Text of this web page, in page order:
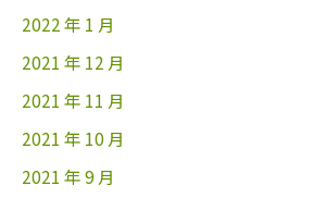
2022 年 1 月
2021 年 12 月
2021 年 11 月
2021 年 10 月
2021 年 9 月